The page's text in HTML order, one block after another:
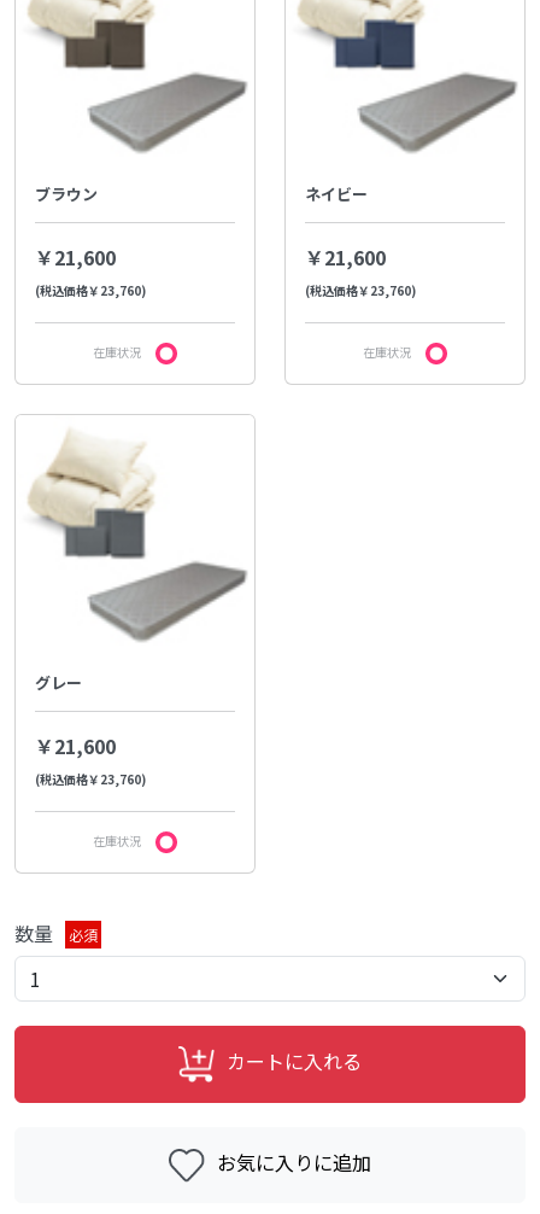
ブラウン
￥21,600
(税込価格￥23,760)
在庫状況
ネイビー
￥21,600
(税込価格￥23,760)
在庫状況
グレー
￥21,600
(税込価格￥23,760)
在庫状況
数量 必須
カートに入れる
お気に入りに追加